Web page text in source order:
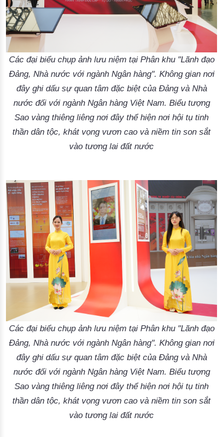
Các đại biểu chụp ảnh lưu niệm tại Phân khu "Lãnh đạo
Đảng, Nhà nước với ngành Ngân hàng". Không gian nơi
đây ghi dấu sự quan tâm đặc biệt của Đảng và Nhà
nước đối với ngành Ngân hàng Việt Nam. Biểu tượng
Sao vàng thiêng liêng nơi đây thể hiện nơi hội tụ tinh
thần dân tộc, khát vọng vươn cao và niềm tin son sắt
vào tương lai đất nước
Các đại biểu chụp ảnh lưu niệm tại Phân khu "Lãnh đạo
Đảng, Nhà nước với ngành Ngân hàng". Không gian nơi
đây ghi dấu sự quan tâm đặc biệt của Đảng và Nhà
nước đối với ngành Ngân hàng Việt Nam. Biểu tượng
Sao vàng thiêng liêng nơi đây thể hiện nơi hội tụ tinh
thần dân tộc, khát vọng vươn cao và niềm tin son sắt
vào tương lai đất nước